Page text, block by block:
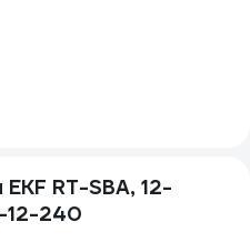
RT-SBA, 12-
12-240